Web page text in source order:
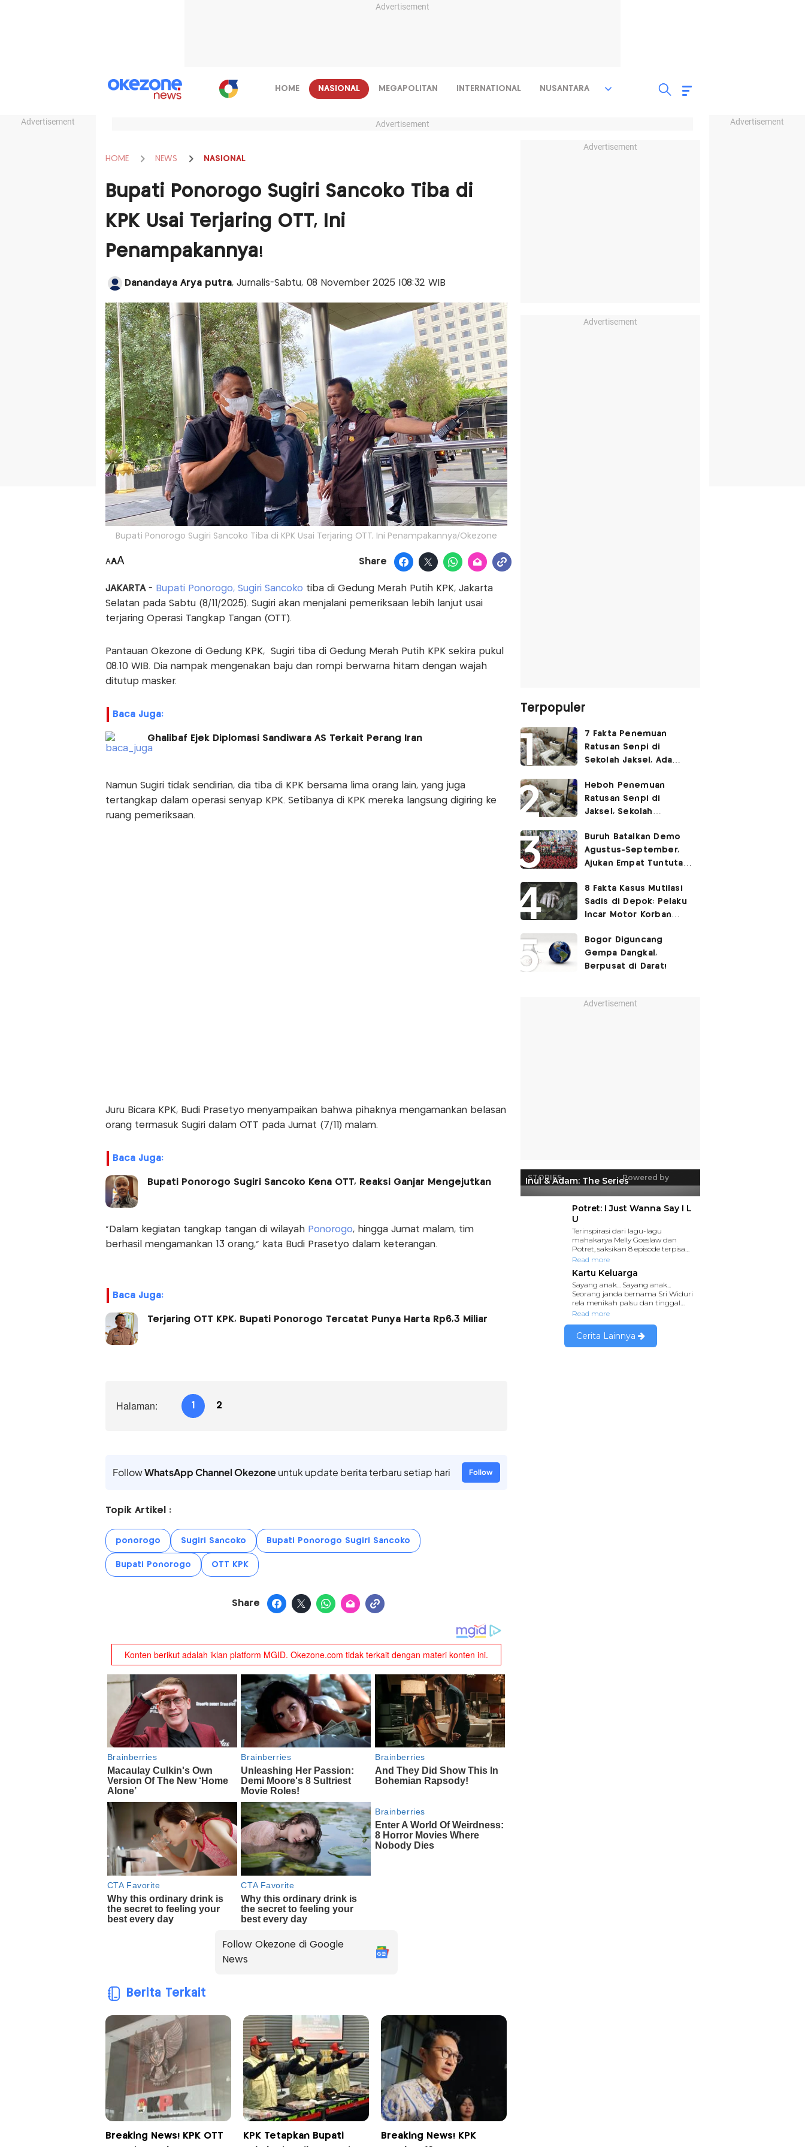
Advertisement
Advertisement Advertisement
HOME NASIONAL MEGAPOLITAN INTERNATIONAL NUSANTARA
Advertisement
HOME NEWS NASIONAL
Bupati Ponorogo Sugiri Sancoko Tiba di
KPK Usai Terjaring OTT, Ini
Penampakannya!
Danandaya Arya putra, Jurnalis-Sabtu, 08 November 2025 |08:32 WIB
Bupati Ponorogo Sugiri Sancoko Tiba di KPK Usai Terjaring OTT, Ini Penampakannya/Okezone
AAA Share
JAKARTA- Bupati Ponorogo, Sugiri Sancoko tiba di Gedung Merah Putih KPK, Jakarta
Selatan pada Sabtu (8/11/2025). Sugiri akan menjalani pemeriksaan lebih lanjut usai
terjaring Operasi Tangkap Tangan (OTT).
Pantauan Okezone di Gedung KPK, Sugiri tiba di Gedung Merah Putih KPK sekira pukul
08.10 WIB. Dia nampak mengenakan baju dan rompi berwarna hitam dengan wajah
ditutup masker.
Baca Juga:
Ghalibaf Ejek Diplomasi Sandiwara AS Terkait Perang Iran
Namun Sugiri tidak sendirian, dia tiba di KPK bersama lima orang lain, yang juga
tertangkap dalam operasi senyap KPK. Setibanya di KPK mereka langsung digiring ke
ruang pemeriksaan.
Juru Bicara KPK, Budi Prasetyo menyampaikan bahwa pihaknya mengamankan belasan
orang termasuk Sugiri dalam OTT pada Jumat (7/11) malam.
Baca Juga:
Bupati Ponorogo Sugiri Sancoko Kena OTT, Reaksi Ganjar Mengejutkan
"Dalam kegiatan tangkap tangan di wilayah Ponorogo, hingga Jumat malam, tim
berhasil mengamankan 13 orang," kata Budi Prasetyo dalam keterangan.
Baca Juga:
Terjaring OTT KPK, Bupati Ponorogo Tercatat Punya Harta Rp6,3 Miliar
Halaman: 1 2
FollowWhatsApp Channel Okezoneuntuk update berita terbaru setiap hari Follow
Topik Artikel :
ponorogo Sugiri Sancoko Bupati Ponorogo Sugiri Sancoko
Bupati Ponorogo OTT KPK
Share
Follow Okezone di Google
News
Berita Terkait
Breaking News! KPK OTT
KPK Tetapkan Bupati
Breaking News! KPK
Advertisement
Advertisement
Terpopuler
7 Fakta Penemuan
Ratusan Senpi di
Sekolah Jaksel, Ada
Ruang Bunker
Heboh Penemuan
Ratusan Senpi di
Jaksel, Sekolah
Kegiatan Eskul
Menembak
Buruh Batalkan Demo
Agustus-September,
Ajukan Empat Tuntutan
8 Fakta Kasus Mutilasi
Sadis di Depok: Pelaku
Incar Motor Korban
Bogor Diguncang
Gempa Dangkal,
Berpusat di Darat!
Advertisement